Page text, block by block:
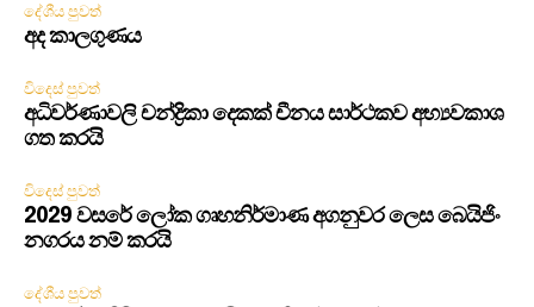
දේශීය පුවත්
අද කාලගුණය
විදෙස් පුවත්
අධිවර්ණාවලි චන්ද්‍රිකා දෙකක් චීනය සාර්ථකව අභ්‍යවකාශ
ගත කරයි
විදෙස් පුවත්
2029 වසරේ ලෝක ගෘහනිර්මාණ අගනුවර ලෙස බෙයිජිං
නගරය නම් කරයි
දේශීය පුවත්